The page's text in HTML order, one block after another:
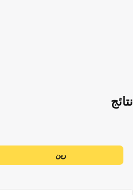
نتائج
رين